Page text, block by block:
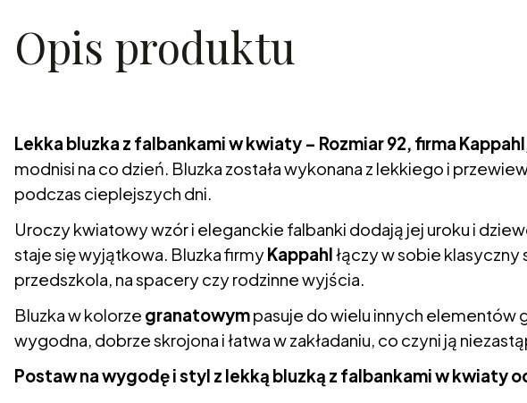
Opis produktu
Lekka bluzka z falbankami w kwiaty – Rozmiar 92, firma
modnisi na co dzień. Bluzka została wykonana z lekkiego i
podczas cieplejszych dni.
Uroczy kwiatowy wzór i eleganckie falbanki dodają jej uroku i
staje się wyjątkowa. Bluzka firmyKappahlłączy w sobie
przedszkola, na spacery czy rodzinne wyjścia.
Bluzka w kolorze granatowympasuje do wielu innych elementów
wygodna, dobrze skrojona i łatwa w zakładaniu, co czyni ją
Postaw na wygodę i styl z lekką bluzką z falbankami w kwiaty